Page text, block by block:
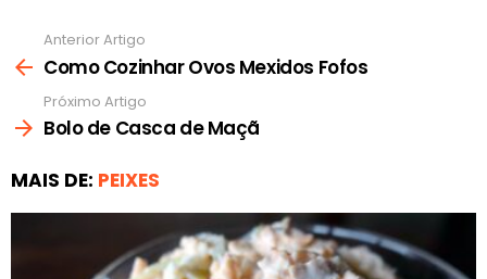
mais
Anterior Artigo
Como Cozinhar Ovos Mexidos Fofos
Próximo Artigo
Bolo de Casca de Maçã
MAIS DE: PEIXES